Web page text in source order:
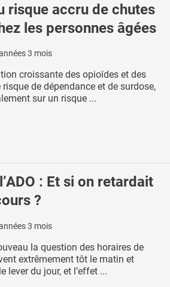
risque accru de chutes
les personnes âgées
3 mois
croissante des opioïdes et des
de dépendance et de surdose,
sur un risque ...
: Et si on retardait
?
3 mois
la question des horaires de
extrêmement tôt le matin et
lever du jour, et l’effet ...